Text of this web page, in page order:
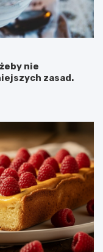
nie
zasad.